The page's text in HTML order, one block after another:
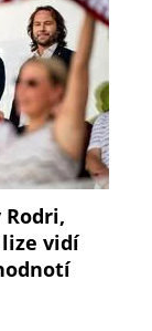
Rodri,
lize vidí